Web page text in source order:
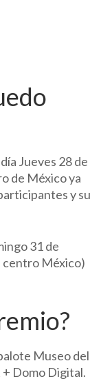
Jueves 28 de
de México ya
y su
31 de
centro México)
Museo del
Domo Digital.